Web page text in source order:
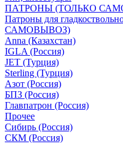
ПАТРОНЫ (ТОЛЬКО
Патроны для
САМОВЫВОЗ)
Anna (Казахстан)
IGLA (Россия)
JET (Турция)
Sterling (Турция)
Азот (Россия)
БПЗ (Россия)
Главпатрон (Россия)
Прочее
Сибирь (Россия)
СКМ (Россия)